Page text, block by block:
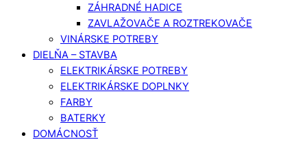
ZÁHRADNÉ HADICE
ZAVLAŽOVAČE A ROZTREKOVAČE
VINÁRSKE POTREBY
DIELŇA – STAVBA
ELEKTRIKÁRSKE POTREBY
ELEKTRIKÁRSKE DOPLNKY
FARBY
BATERKY
DOMÁCNOSŤ